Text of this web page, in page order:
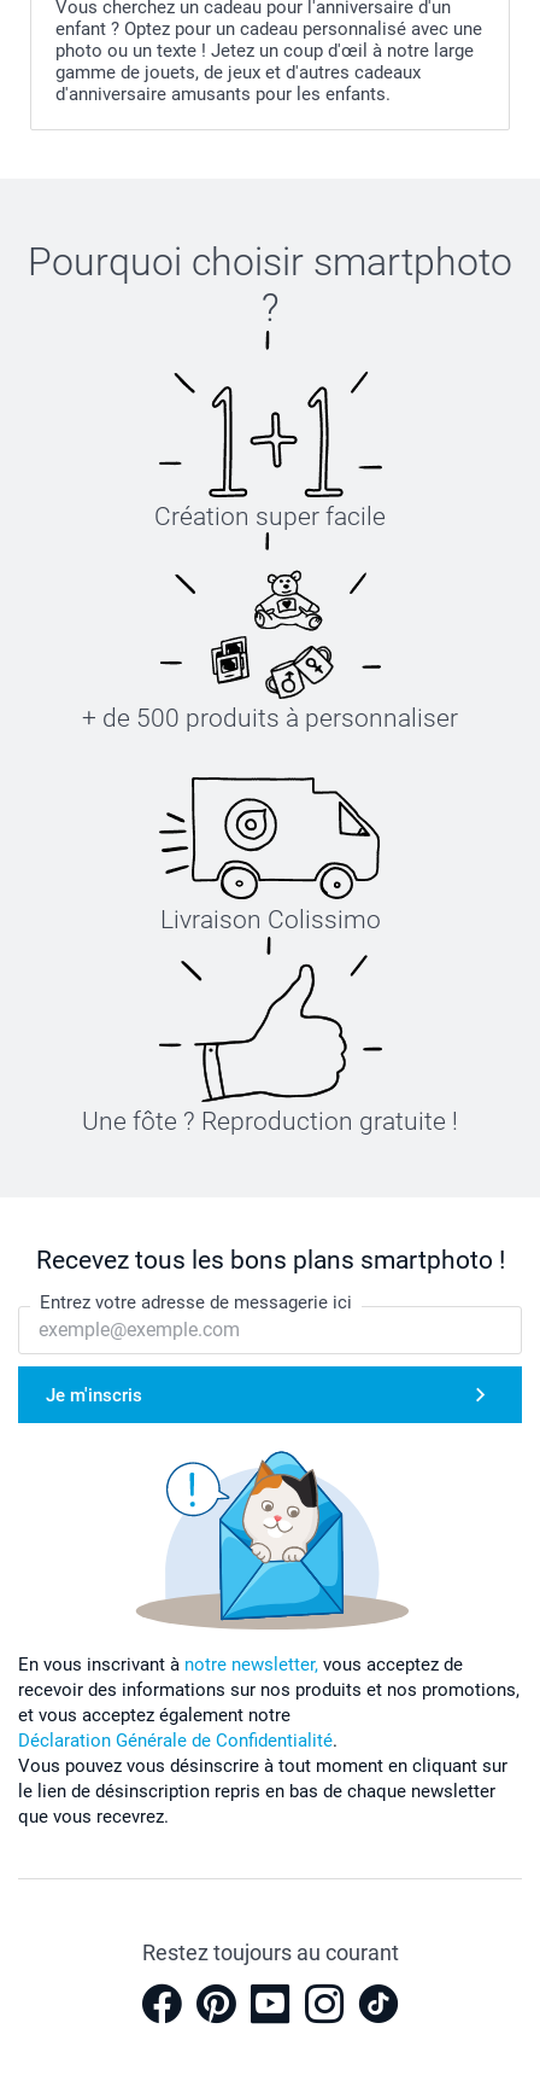
Vous cherchez un cadeau pour l'anniversaire d'un
enfant ? Optez pour un cadeau personnalisé avec une
photo ou un texte ! Jetez un coup d'œil à notre large
gamme de jouets, de jeux et d'autres cadeaux
d'anniversaire amusants pour les enfants.
Pourquoi choisir smartphoto
?
Création super facile
+ de 500 produits à personnaliser
Livraison Colissimo
Une fôte ? Reproduction gratuite !
Recevez tous les bons plans smartphoto !
Entrez votre adresse de messagerie ici
Je m'inscris
En vous inscrivant à notre newsletter, vous acceptez de
recevoir des informations sur nos produits et nos promotions,
et vous acceptez également notre
Déclaration Générale de Confidentialité.
Vous pouvez vous désinscrire à tout moment en cliquant sur
le lien de désinscription repris en bas de chaque newsletter
que vous recevrez.
Restez toujours au courant